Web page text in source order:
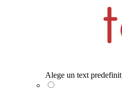
Alege un text predefinit